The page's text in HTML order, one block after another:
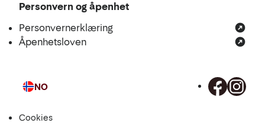
Personvern og åpenhet
Personvernerklæring
Åpenhetsloven
Språk
NO
Cookies